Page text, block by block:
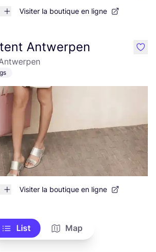
Visiter la boutique en ligne
Antwerpen
Visiter la boutique en ligne
like
List Map